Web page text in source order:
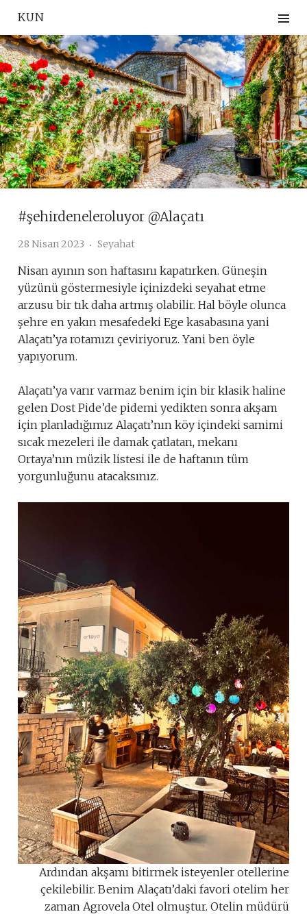
content
KUN
#şehirdeneleroluyor @Alaçatı
28 Nisan 2023 Seyahat
Nisan ayının son haftasını kapatırken. Güneşin
yüzünü göstermesiyle içinizdeki seyahat etme
arzusu bir tık daha artmış olabilir. Hal böyle olunca
şehre en yakın mesafedeki Ege kasabasına yani
Alaçatı’ya rotamızı çeviriyoruz. Yani ben öyle
yapıyorum.
Alaçatı’ya varır varmaz benim için bir klasik haline
gelen Dost Pide’de pidemi yedikten sonra akşam
için planladığımız Alaçatı’nın köy içindeki samimi
sıcak mezeleri ile damak çatlatan, mekanı
Ortaya’nın müzik listesi ile de haftanın tüm
yorgunluğunu atacaksınız.
Ardından akşamı bitirmek isteyenler otellerine
çekilebilir. Benim Alaçatı’daki favori otelim her
zaman Agrovela Otel olmuştur. Otelin müdürü